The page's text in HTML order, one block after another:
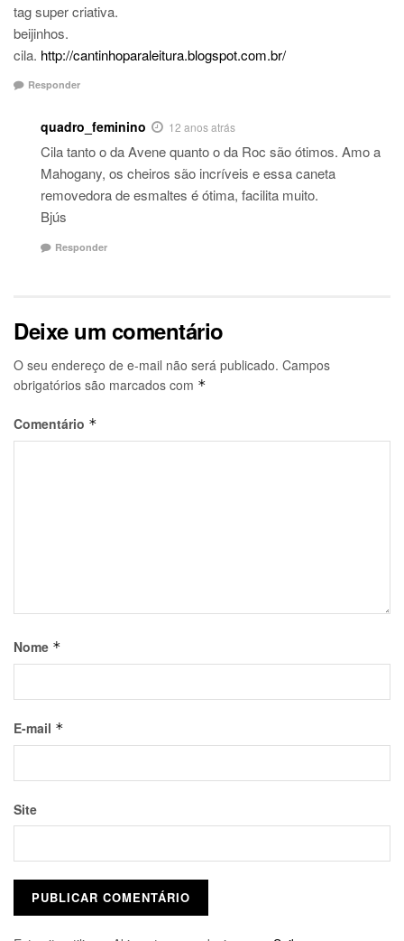
tag super criativa.
beijinhos.
cila. http://cantinhoparaleitura.blogspot.com.br/
Responder
quadro_feminino 12 anos atrás
Cila tanto o da Avene quanto o da Roc são ótimos. Amo a
Mahogany, os cheiros são incríveis e essa caneta
removedora de esmaltes é ótima, facilita muito.
Bjús
Responder
Deixe um comentário
O seu endereço de e-mail não será publicado. Campos
obrigatórios são marcados com *
Comentário *
Nome *
E-mail *
Site